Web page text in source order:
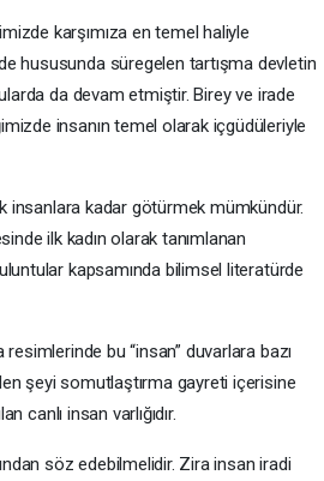
karşımıza en temel haliyle
hususunda süregelen tartışma devletin
da devam etmiştir. Birey ve irade
insanın temel olarak içgüdüleriyle
insanlara kadar götürmek mümkündür.
ilk kadın olarak tanımlanan
kapsamında bilimsel literatürde
bu “insan” duvarlara bazı
şeyi somutlaştırma gayreti içerisine
canlı insan varlığıdır.
söz edebilmelidir. Zira insan iradi